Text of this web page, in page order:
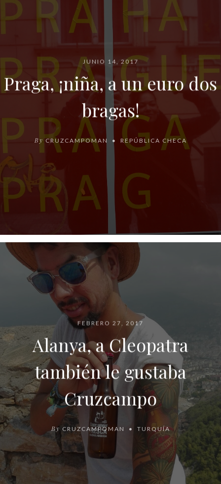
JUNIO 14, 2017
Praga, ¡niña, a un euro dos
bragas!
By CRUZCAMPOMAN REPÚBLICA CHECA
FEBRERO 27, 2017
Alanya, a Cleopatra
también le gustaba
Cruzcampo
By CRUZCAMPOMAN TURQUÍA